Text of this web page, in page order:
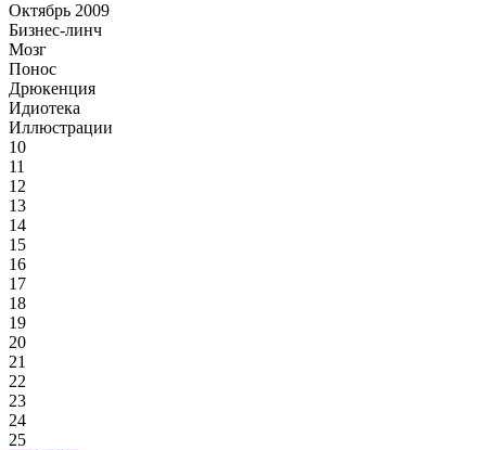
Октябрь 2009
Бизнес-линч
Мозг
Понос
Дрюкенция
Идиотека
Иллюстрации
10
11
12
13
14
15
16
17
18
19
20
21
22
23
24
25